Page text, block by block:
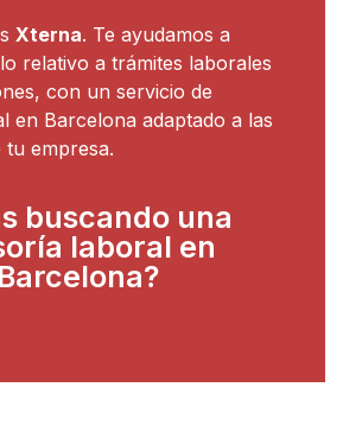
Xterna. Te ayudamos a
relativo a trámites laborales
con un servicio de
en Barcelona adaptado a las
tu empresa.
buscando una
laboral en
Barcelona?